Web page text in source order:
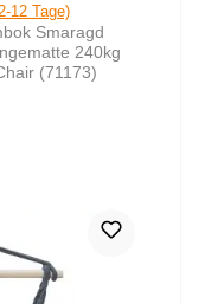
12 Tage)
Smaragd
240kg
(71173)